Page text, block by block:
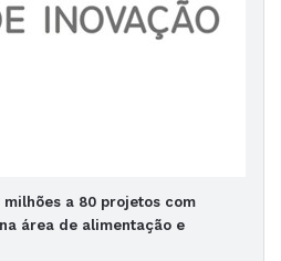
a 80 projetos com
área de alimentação e